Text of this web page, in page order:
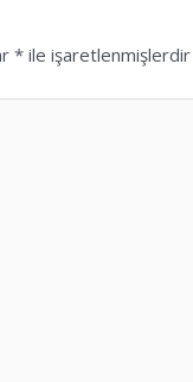
* ile işaretlenmişlerdir